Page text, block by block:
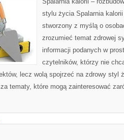
stylu życia Spalarnia
stworzony z myślą o
zrozumieć temat zdrowej
informacji podanych w
czytelników, którzy nie
lecz wolą spojrzeć na zdrowy styl
tematy, które mogą zainteresować